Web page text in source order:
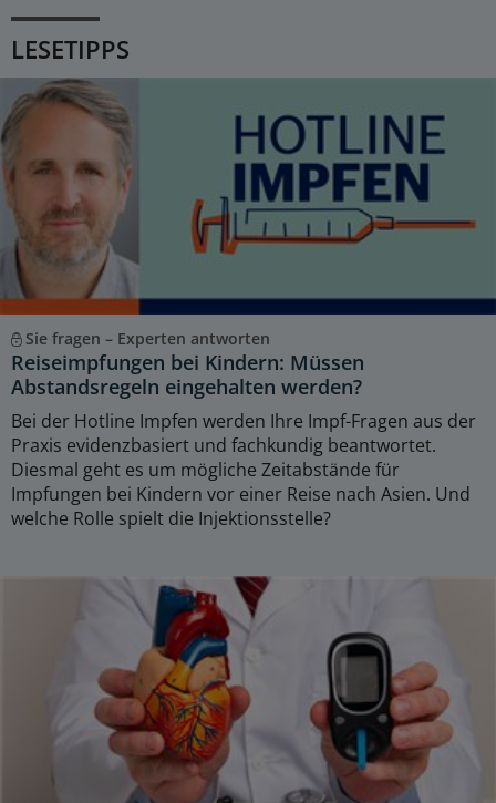
LESETIPPS
Sie fragen – Experten antworten
Reiseimpfungen bei Kindern: Müssen
Abstandsregeln eingehalten werden?
Bei der Hotline Impfen werden Ihre Impf-Fragen aus der
Praxis evidenzbasiert und fachkundig beantwortet.
Diesmal geht es um mögliche Zeitabstände für
Impfungen bei Kindern vor einer Reise nach Asien. Und
welche Rolle spielt die Injektionsstelle?